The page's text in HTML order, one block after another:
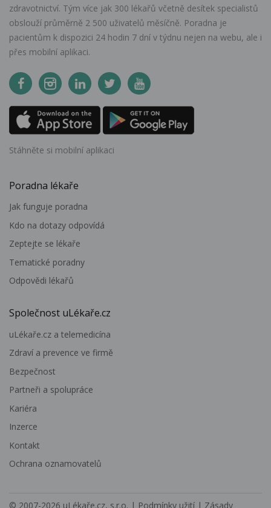
zdravotnictví. Tým více jak 300 lékařů včetně desítek specialistů
obslouží průměrně 2 500 uživatelů měsíčně. Poradna je
pacientům k dispozici 24 hodin 7 dní v týdnu nejen na webu, ale i
přes mobilní aplikaci.
Stáhněte si mobilní aplikaci
Poradna lékaře
Jak funguje poradna
Kdo na dotazy odpovídá
Zeptejte se lékaře
Tematické poradny
Odpovědi lékařů
Společnost uLékaře.cz
uLékaře.cz a telemedicína
Zdraví a prevence ve firmě
Bezpečnost
Partneři a spolupráce
Kariéra
Inzerce
Kontakt
Ochrana oznamovatelů
© 2007-2026 uLékaře.cz, s.r.o. | Podmínky užití | Zásady